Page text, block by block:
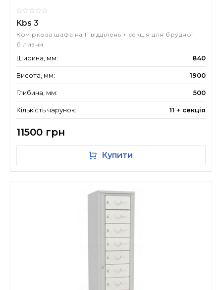
Kbs 3
Коміркова шафа на 11 відділень + секція для брудної
білизни
Ширина, мм: 840
Висота, мм: 1900
Глибина, мм: 500
Кількість чарунок: 11 + секція
11500 грн
Купити